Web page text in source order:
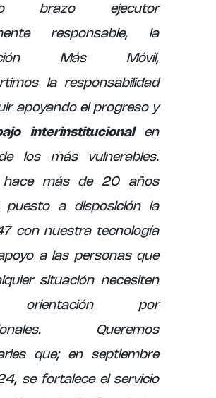
brazo ejecutor
responsable, la
Más Móvil,
la responsabilidad
apoyando el progreso y
interinstitucionalen
los más vulnerables.
hace más de 20 años
puesto a disposición la
con nuestra tecnología
a las personas que
situación necesiten
orientación por
Queremos
que; en septiembre
se fortalece el servicio